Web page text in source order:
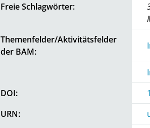
Freie Schlagwörter:
Themenfelder/Aktivitätsfelder
der BAM:
DOI:
URN: